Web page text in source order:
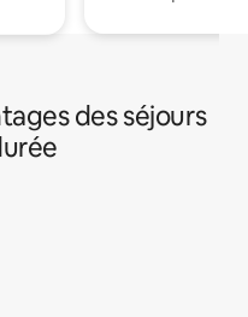
des séjours